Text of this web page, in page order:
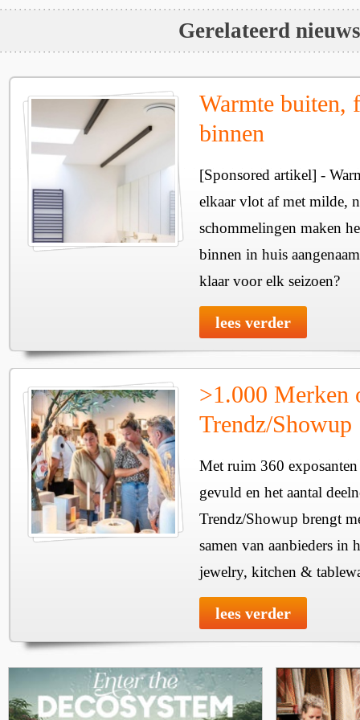
Gerelateerd nieuws
Warmte buiten,
binnen
[Sponsored artikel] -
elkaar vlot af met milde,
schommelingen maken
binnen in huis
klaar voor elk seizoen?
lees verder
>1.000 Merken
Trendz/Showup
Met ruim 360
gevuld en het aantal
Trendz/Showup brengt
samen van aanbieders in
jewelry, kitchen &
lees verder